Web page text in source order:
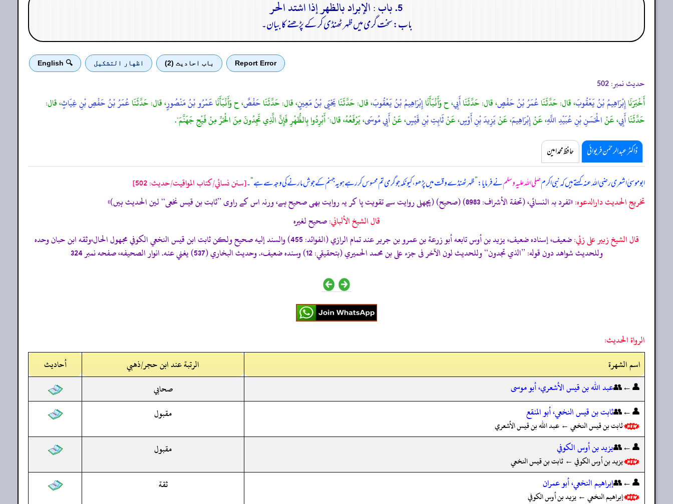
5. باب : الإبراد بالظهر إذا اشتد الحر
باب: سخت گرمی میں ظہر ٹھنڈی کر کے پڑھنے کا بیان۔
Report Error باب احادیث (2) اظهار التشكيل 🔍 English
حدیث نمبر: 502
أَخْبَرَنَاإِبْرَاهِيمُ بْنُ يَعْقُوبَ، قال: حَدَّثَنَاعُمَرُ بْنُ حَفْصٍ، قال: حَدَّثَنَاأَبِي، ح وَأَنْبَأَنَاإِبْرَاهِيمُ بْنُ يَعْقُوبَ، قال: حَدَّثَنَايَحْيَى بْنُ مَعِينٍ، قال: حَدَّثَنَاحَفْصٌ، ح وَأَنْبَأَنَاعَمْرُو بْنُ مَنْصُورٍ، قال: حَدَّثَنَاعُمَرُ بْنُ حَفْصِ بْنِ غِيَاثٍ، قال:
حَدَّثَنَاأَبِي، عَنْالْحَسَنِ بْنِ عُبَيْدِ اللَّهِ، عَنْإِبْرَاهِيمَ، عَنْيَزِيدَ بْنِ أَوْسٍ، عَنْثَابِتِ بْنِ قَيْسٍ، عَنْأَبِي مُوسَى، يَرْفَعُهُ، قال:" أَبْرِدُوا بِالظُّهْرِ فَإِنَّ الَّذِي تَجِدُونَ مِنَ الْحَرِّ مِنْ فَيْحِ جَهَنَّمَ".
ڈاکٹر عبدالرحمٰن فریوائی حافظ محمد امین
ابوموسیٰ اشعری رضی اللہ عنہ کہتے ہیں کہنبی اکرمصلی اللہ علیہ وسلمنے فرمایا:”ظہر ٹھنڈے وقت میں پڑھو، کیونکہ جو گرمی تم محسوس کر رہے ہو یہ جہنم کے جوش مارنے کی وجہ سے ہے“۔[سنن نسائي/كتاب المواقيت/حدیث: 502]
تخریج الحدیث دارالدعوہ:«تفرد بہ النسائي، (تحفة الأشراف: 8983) (صحیح) (پچھلی روایت سے تقویت پا کر یہ روایت بھی صحیح ہے، ورنہ اس کے راوی ’’ثابت بن قیس نخعی‘‘ لین الحدیث ہیں)»
قال الشيخ الألباني:صحيح لغيره
قال الشيخ زبير على زئي:
ضعيف، إسناده ضعيف، يزيد بن أوس تابعه أبو زرعة بن عمرو بن جرير عند تمام الرازي (الفوائد: 455) والسند إليه صحيح ولكن ثابت ابن قيس النخعي الكوفي مجهول الحال،وثقه ابن حبان وحده
وللحديث شواهد دون قوله: ’’الذي تجدون‘‘ وللحديث لون الآخر فى جزء على بن محمد الحميري (بتحقيقي: 12) وسنده ضعيف،. وحديث البخاري (537) يغني عنه. انوار الصحيفه، صفحه نمبر 324
الرواة الحديث:
اسم الشهرة
الرتبة عند ابن حجر/ذهبي
أحاديث
👤←👥عبد الله بن قيس الأشعري، أبو موسى
صحابي
👤←👥ثابت بن قيس النخعي، أبو المنقع
ثابت بن قيس النخعي ← عبد الله بن قيس الأشعري
مقبول
👤←👥يزيد بن أوس الكوفي
يزيد بن أوس الكوفي ← ثابت بن قيس النخعي
مقبول
👤←👥إبراهيم النخعي، أبو عمران
إبراهيم النخعي ← يزيد بن أوس الكوفي
ثقة